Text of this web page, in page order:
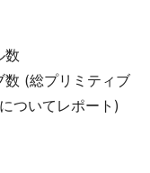
数
数 (総プリミティブ
ついてレポート)